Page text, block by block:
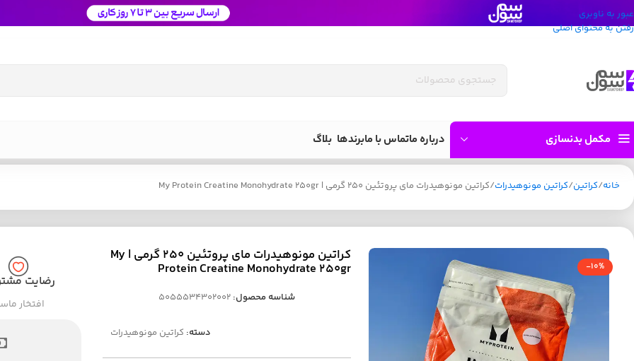
عبور به ناوبری
رفتن به محتوای اصلی
مکمل بدنسازی درباره ماتماس با مابرندها بلاگ
خانه کراتین کراتین مونوهیدرات کراتین مونوهیدرات مای پروتئین 250 گرمی | My Protein Creatine Monohydrate 250gr
-10%
کراتین مونوهیدرات مای پروتئین 250 گرمی | My
Protein Creatine Monohydrate 250gr
شناسه محصول:5055534302002
دسته: کراتین مونوهیدرات
رضایت
افتخار